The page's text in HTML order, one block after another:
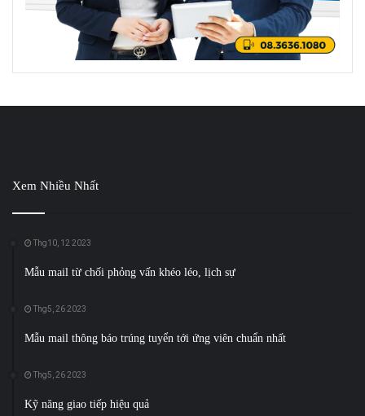
Xem Nhiều Nhất
Thg10, 12 2023
Mẫu mail từ chối phỏng vấn khéo léo, lịch sự
Thg5, 26 2023
Mẫu mail thông báo trúng tuyển tới ứng viên chuẩn nhất
Thg5, 26 2023
Kỹ năng giao tiếp hiệu quả